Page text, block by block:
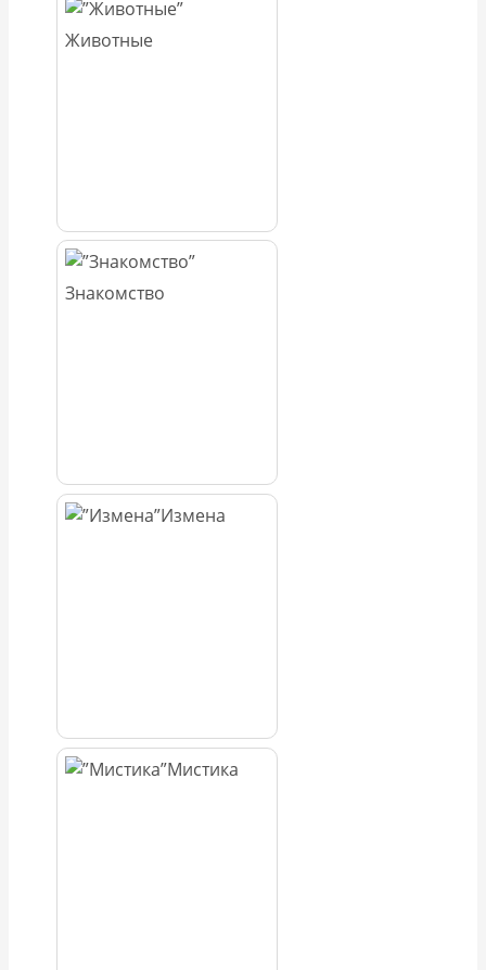
Животные
Знакомство
Измена
Мистика